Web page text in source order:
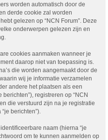
worden automatisch door de
derde cookie zal worden
gelezen op “NCN Forum”. Deze
onderwerpen gelezen zijn en
cookies aanmaken wanneer je
daarop niet van toepassing is.
die worden aangemaakt door de
wij je informatie verzamelen
andere het plaatsen als een
registreren op “NCN
die verstuurd zijn na je registratie
berichten”).
naam (hierna “je
om te kunnen aanmelden op